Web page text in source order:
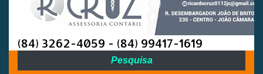
(84) 3262-4059 - (84) 99417-1619
Pesquisa